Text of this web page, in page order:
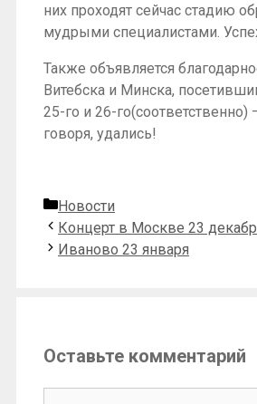
них проходят сейчас стадию
мудрыми специалистами.
Также объявляется
Витебска и Минска,
25-го и 26-го(соответственно)
говоря, удались!
Рубрики
Новости
Концерт в Москве 23
Иваново 23 января
Оставьте комментарий